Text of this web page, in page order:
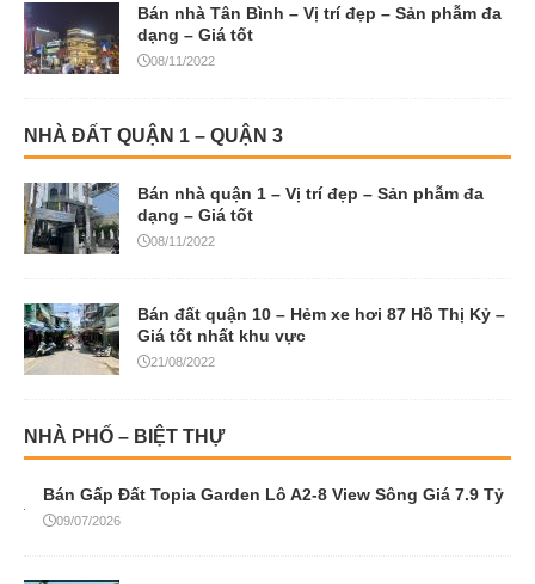
Bán nhà Tân Bình – Vị trí đẹp – Sản phẫm đa
dạng – Giá tốt
08/11/2022
NHÀ ĐẤT QUẬN 1 – QUẬN 3
Bán nhà quận 1 – Vị trí đẹp – Sản phẫm đa
dạng – Giá tốt
08/11/2022
Bán đất quận 10 – Hẻm xe hơi 87 Hồ Thị Kỷ –
Giá tốt nhất khu vực
21/08/2022
NHÀ PHỐ – BIỆT THỰ
Bán Gấp Đất Topia Garden Lô A2-8 View Sông Giá 7.9 Tỷ
09/07/2026